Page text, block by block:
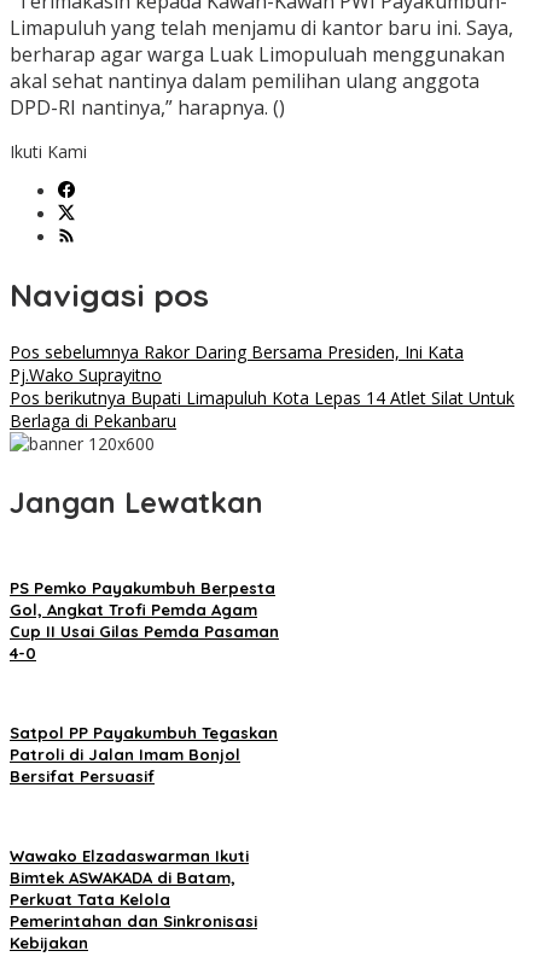
Limapuluh yang telah menjamu di kantor baru ini. Saya,
berharap agar warga Luak Limopuluah menggunakan
akal sehat nantinya dalam pemilihan ulang anggota
DPD-RI nantinya,” harapnya. ()
Ikuti Kami
Navigasi pos
Pos sebelumnya Rakor Daring Bersama Presiden, Ini Kata
Pj.Wako Suprayitno
Pos berikutnya Bupati Limapuluh Kota Lepas 14 Atlet Silat Untuk
Berlaga di Pekanbaru
Jangan Lewatkan
PS Pemko Payakumbuh Berpesta
Gol, Angkat Trofi Pemda Agam
Cup II Usai Gilas Pemda Pasaman
4-0
Satpol PP Payakumbuh Tegaskan
Patroli di Jalan Imam Bonjol
Bersifat Persuasif
Wawako Elzadaswarman Ikuti
Bimtek ASWAKADA di Batam,
Perkuat Tata Kelola
Pemerintahan dan Sinkronisasi
Kebijakan